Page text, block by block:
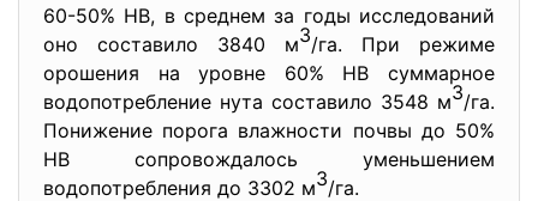
60-50% НВ, в среднем за годы исследований
оно составило 3840 м3/га. При режиме
орошения на уровне 60% НВ суммарное
водопотребление нута составило 3548 м3/га.
Понижение порога влажности почвы до 50%
НВ сопровождалось уменьшением
водопотребления до 3302 м3/га.